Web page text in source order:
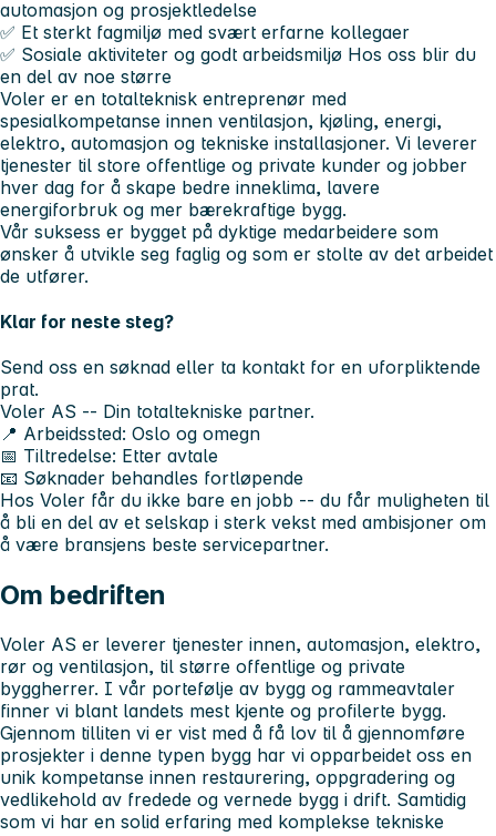
automasjon og prosjektledelse
✅ Et sterkt fagmiljø med svært erfarne kollegaer
✅ Sosiale aktiviteter og godt arbeidsmiljø Hos oss blir du
en del av noe større
Voler er en totalteknisk entreprenør med
spesialkompetanse innen ventilasjon, kjøling, energi,
elektro, automasjon og tekniske installasjoner. Vi leverer
tjenester til store offentlige og private kunder og jobber
hver dag for å skape bedre inneklima, lavere
energiforbruk og mer bærekraftige bygg.
Vår suksess er bygget på dyktige medarbeidere som
ønsker å utvikle seg faglig og som er stolte av det arbeidet
de utfører.
Klar for neste steg?
Send oss en søknad eller ta kontakt for en uforpliktende
prat.
Voler AS -- Din totaltekniske partner.
📍 Arbeidssted: Oslo og omegn
📅 Tiltredelse: Etter avtale
📧 Søknader behandles fortløpende
Hos Voler får du ikke bare en jobb -- du får muligheten til
å bli en del av et selskap i sterk vekst med ambisjoner om
å være bransjens beste servicepartner.
Om bedriften
Voler AS er leverer tjenester innen, automasjon, elektro,
rør og ventilasjon, til større offentlige og private
byggherrer. I vår portefølje av bygg og rammeavtaler
finner vi blant landets mest kjente og profilerte bygg.
Gjennom tilliten vi er vist med å få lov til å gjennomføre
prosjekter i denne typen bygg har vi opparbeidet oss en
unik kompetanse innen restaurering, oppgradering og
vedlikehold av fredede og vernede bygg i drift. Samtidig
som vi har en solid erfaring med komplekse tekniske